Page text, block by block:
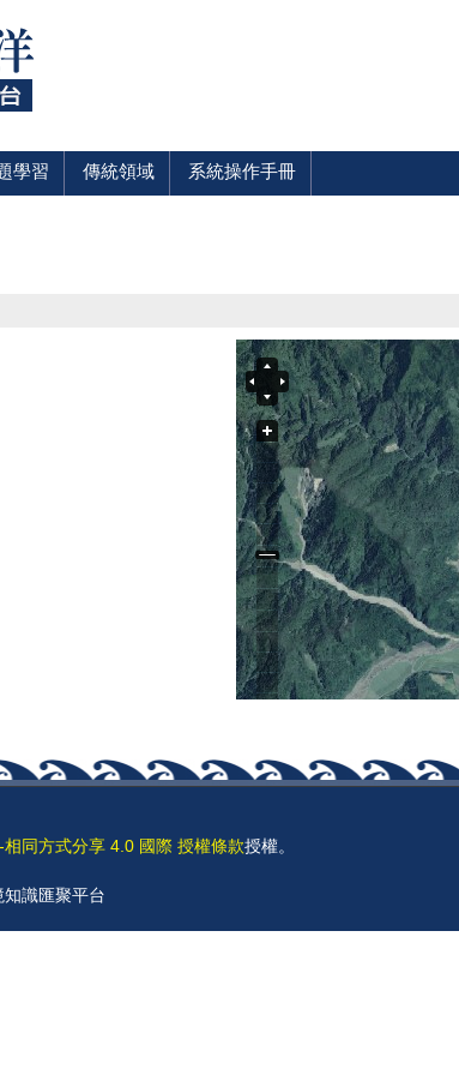
學習 傳統領域 系統操作手冊
同方式分享 4.0 國際 授權條款授權。
識匯聚平台